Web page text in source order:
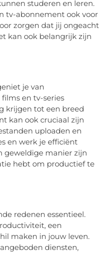
studeren en leren.
tv-abonnement ook voor
zorgen dat jij ongeacht
kan ook belangrijk zijn
je van
en tv-series
krijgen tot een breed
kan ook cruciaal zijn
uploaden en
en werk je efficiënt
geweldige manier zijn
hebt om productief te
redenen essentieel.
een
maken in jouw leven.
diensten,